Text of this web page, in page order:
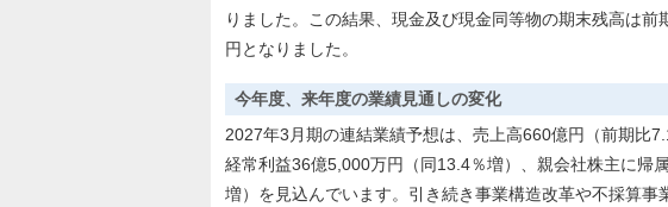
りました。この結果、現金及び現金同等物の期末残高は
円となりました。
今年度、来年度の業績見通しの変化
2027年3月期の連結業績予想は、売上高660億円（前期比
経常利益36億5,000万円（同13.4％増）、親会社株主に帰
増）を見込んでいます。引き続き事業構造改革や不採算